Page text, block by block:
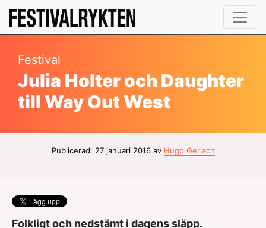
Festival
Julia Holter och Daughter
till Way Out West
Publicerad: 27 januari 2016 av Hugo Gerlach
Folkligt och nedstämt i dagens släpp.